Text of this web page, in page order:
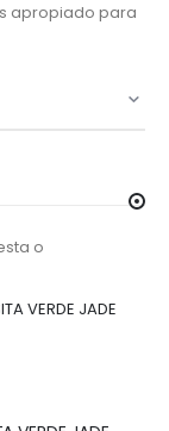
apropiado para
o